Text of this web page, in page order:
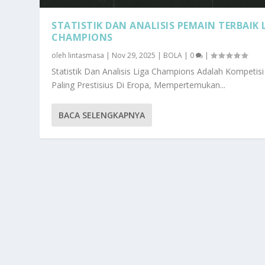
STATISTIK DAN ANALISIS PEMAIN TERBAIK
CHAMPIONS
oleh lintasmasa | Nov 29, 2025 | BOLA | 0 |
Statistik Dan Analisis Liga Champions Adalah Kompetisi
Paling Prestisius Di Eropa, Mempertemukan...
BACA SELENGKAPNYA